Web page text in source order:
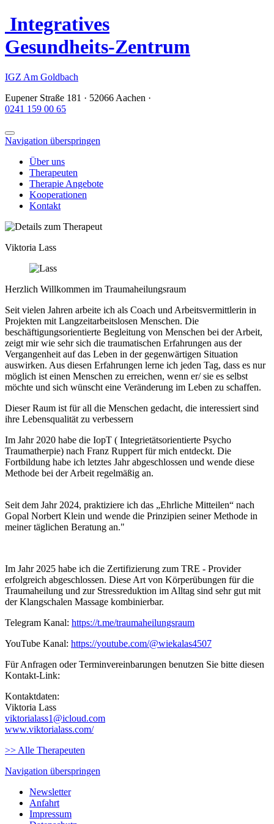
Integratives
Gesundheits-Zentrum
IGZ Am Goldbach
Eupener Straße 181 · 52066 Aachen ·
0241 159 00 65
Navigation überspringen
Über uns
Therapeuten
Therapie Angebote
Kooperationen
Kontakt
Viktoria Lass
Herzlich Willkommen im Traumaheilungsraum
Seit vielen Jahren arbeite ich als Coach und Arbeitsvermittlerin in
Projekten mit Langzeitarbeitslosen Menschen. Die
beschäftigungsorientierte Begleitung von Menschen bei der Arbeit,
zeigt mir wie sehr sich die traumatischen Erfahrungen aus der
Vergangenheit auf das Leben in der gegenwärtigen Situation
auswirken. Aus diesen Erfahrungen lerne ich jeden Tag, dass es nur
möglich ist einen Menschen zu erreichen, wenn er/ sie es selbst
möchte und sich wünscht eine Veränderung im Leben zu schaffen.
Dieser Raum ist für all die Menschen gedacht, die interessiert sind
ihre Lebensqualität zu verbessern
Im Jahr 2020 habe die IopT ( Integrietätsorientierte Psycho
Traumatherpie) nach Franz Ruppert für mich entdeckt. Die
Fortbildung habe ich letztes Jahr abgeschlossen und wende diese
Methode bei der Arbeit regelmäßig an.
Seit dem Jahr 2024, praktiziere ich das „Ehrliche Mitteilen“ nach
Gopal Norbert Klein und wende die Prinzipien seiner Methode in
meiner täglichen Beratung an."
Im Jahr 2025 habe ich die Zertifizierung zum TRE - Provider
erfolgreich abgeschlossen. Diese Art von Körperübungen für die
Traumaheilung und zur Stressreduktion im Alltag sind sehr gut mit
der Klangschalen Massage kombinierbar.
Telegram Kanal: https://t.me/traumaheilungsraum
YouTube Kanal: https://youtube.com/@wiekalas4507
Für Anfragen oder Terminvereinbarungen benutzen Sie bitte diesen
Kontakt-Link:
Kontaktdaten:
Viktoria Lass
viktorialass1@icloud.com
www.viktorialass.com/
>> Alle Therapeuten
Navigation überspringen
Newsletter
Anfahrt
Impressum